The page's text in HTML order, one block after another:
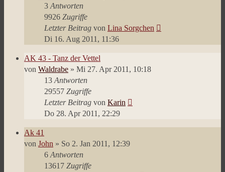
3Antworten
9926 Zugriffe
Letzter Beitrag von Lina Sorgchen
Di 16. Aug 2011, 11:36
AK 43 - Tanz der Vettel
von Waldrabe » Mi 27. Apr 2011, 10:18
13Antworten
29557 Zugriffe
Letzter Beitrag von Karin
Do 28. Apr 2011, 22:29
Ak 41
von John » So 2. Jan 2011, 12:39
6Antworten
13617 Zugriffe